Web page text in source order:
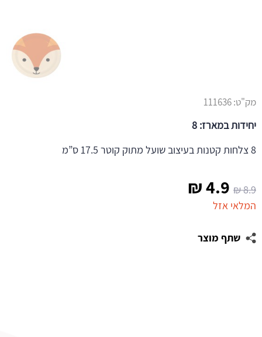
8.9
₪ המחיר
המקורי
היה:
4.9
₪
המלאי אזל
שתף מוצר
מק"ט:111636
יחידות במארז: 8
8 צלחות קטנות בעיצוב שועל מתוק קוטר 17.5 ס”מ